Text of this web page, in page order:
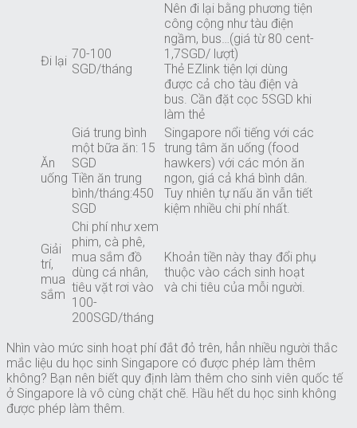
Đi lại 70-100
SGD/tháng
Nên đi lại bằng phương tiện
công cộng như tàu điện
ngầm, bus…(giá từ 80 cent-
1,7SGD/ lượt)
Thẻ EZlink tiện lợi dùng
được cả cho tàu điện và
bus. Cần đặt cọc 5SGD khi
làm thẻ
Ăn
uống
Giá trung bình
một bữa ăn: 15
SGD
Tiền ăn trung
bình/tháng:450
SGD
Singapore nổi tiếng với các
trung tâm ăn uống (food
hawkers) với các món ăn
ngon, giá cả khá bình dân.
Tuy nhiên tự nấu ăn vẫn tiết
kiệm nhiều chi phí nhất.
Giải
trí,
mua
sắm
Chi phí như xem
phim, cà phê,
mua sắm đồ
dùng cá nhân,
tiêu vặt rơi vào
100-
200SGD/tháng
Khoản tiền này thay đổi phụ
thuộc vào cách sinh hoạt
và chi tiêu của mỗi người.
Nhìn vào mức sinh hoạt phí đắt đỏ trên, hẳn nhiều người thắc
mắc liệu du học sinh Singapore có được phép làm thêm
không? Bạn nên biết quy định làm thêm cho sinh viên quốc tế
ở Singapore là vô cùng chặt chẽ. Hầu hết du học sinh không
được phép làm thêm.